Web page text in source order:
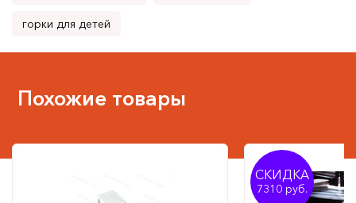
горки для детей
Похожие товары
СКИДКА
7310